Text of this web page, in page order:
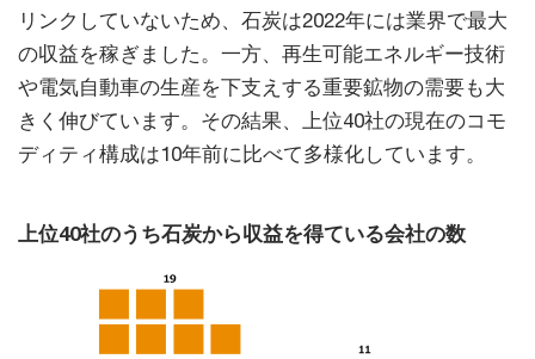
リンクしていないため、石炭は2022年には業界で最大
の収益を稼ぎました。一方、再生可能エネルギー技術
や電気自動車の生産を下支えする重要鉱物の需要も大
きく伸びています。その結果、上位40社の現在のコモ
ディティ構成は10年前に比べて多様化しています。
上位40社のうち石炭から収益を得ている会社の数